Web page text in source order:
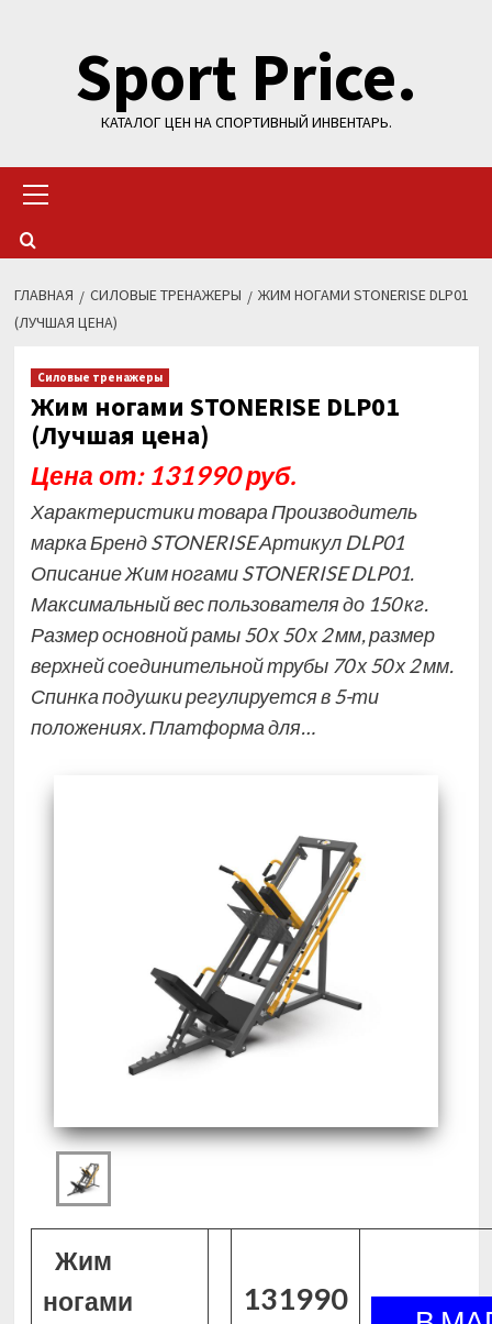
содержимомуSport Price.
КАТАЛОГ ЦЕН НА СПОРТИВНЫЙ ИНВЕНТАРЬ.
меню
ГЛАВНАЯ СИЛОВЫЕ ТРЕНАЖЕРЫ
ЖИМ НОГАМИ STONERISE DLP01
(ЛУЧШАЯ ЦЕНА)
Силовые тренажеры
Жим ногами STONERISE DLP01
(Лучшая цена)
Цена от: 131990 руб.
Характеристики товара Производитель
марка Бренд STONERISE Артикул DLP01
Описание Жим ногами STONERISE DLP01.
Максимальный вес пользователя до 150 кг.
Размер основной рамы 50 х 50 х 2 мм, размер
верхней соединительной трубы 70 х 50 х 2 мм.
Спинка подушки регулируется в 5-ти
положениях. Платформа для…
Жим
ногами
131990